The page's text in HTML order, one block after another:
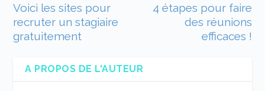
Voici les sites pour
recruter un stagiaire
gratuitement
4 étapes pour faire
des réunions
efficaces !
A PROPOS DE L'AUTEUR